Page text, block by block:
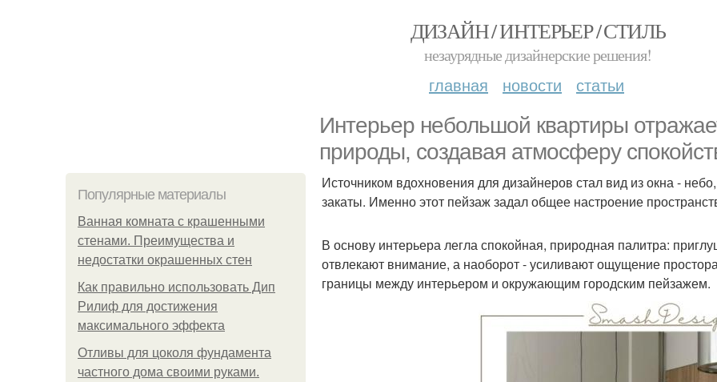
ДИЗАЙН / ИНТЕРЬЕР / СТИЛЬ
незаурядные дизайнерские решения!
главная новости статьи
Интерьер небольшой квартиры
природы, создавая атмосферу
Популярные материалы
Ванная комната с крашенными
стенами. Преимущества и
недостатки окрашенных стен
Как правильно использовать Дип
Рилиф для достижения
максимального эффекта
Отливы для цоколя фундамента
частного дома своими руками.
Источником вдохновения для дизайнеров стал вид из окна -
закаты. Именно этот пейзаж задал общее настроение
В основу интерьера легла спокойная, природная палитра:
отвлекают внимание, а наоборот - усиливают ощущение
границы между интерьером и окружающим городским пейзажем.